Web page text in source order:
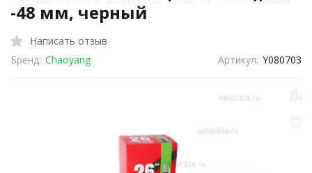
-48 мм, черный
Написать отзыв
Бренд: Chaoyang Артикул: Y080703